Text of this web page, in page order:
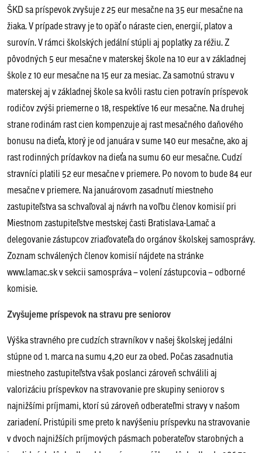
ŠKD sa príspevok zvyšuje z 25 eur mesačne na 35 eur mesačne na
žiaka. V prípade stravy je to opäť o náraste cien, energií, platov a
surovín. V rámci školských jedální stúpli aj poplatky za réžiu. Z
pôvodných 5 eur mesačne v materskej škole na 10 eur a v základnej
škole z 10 eur mesačne na 15 eur za mesiac. Za samotnú stravu v
materskej aj v základnej škole sa kvôli rastu cien potravín príspevok
rodičov zvýši priemerne o 18, respektíve 16 eur mesačne. Na druhej
strane rodinám rast cien kompenzuje aj rast mesačného daňového
bonusu na dieťa, ktorý je od januára v sume 140 eur mesačne, ako aj
rast rodinných prídavkov na dieťa na sumu 60 eur mesačne. Cudzí
stravníci platili 52 eur mesačne v priemere. Po novom to bude 84 eur
mesačne v priemere. Na januárovom zasadnutí miestneho
zastupiteľstva sa schvaľoval aj návrh na voľbu členov komisií pri
Miestnom zastupiteľstve mestskej časti Bratislava-Lamač a
delegovanie zástupcov zriaďovateľa do orgánov školskej samosprávy.
Zoznam schválených členov komisií nájdete na stránke
www.lamac.sk v sekcii samospráva – volení zástupcovia – odborné
komisie.
Zvyšujeme príspevok na stravu pre seniorov
Výška stravného pre cudzích stravníkov v našej školskej jedálni
stúpne od 1. marca na sumu 4,20 eur za obed. Počas zasadnutia
miestneho zastupiteľstva však poslanci zároveň schválili aj
valorizáciu príspevkov na stravovanie pre skupiny seniorov s
najnižšími príjmami, ktorí sú zároveň odberateľmi stravy v našom
zariadení. Pristúpili sme preto k navýšeniu príspevku na stravovanie
v dvoch najnižších príjmových pásmach poberateľov starobných a